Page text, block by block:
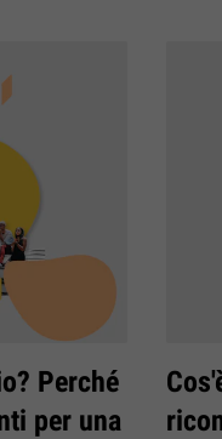
Perché
per una